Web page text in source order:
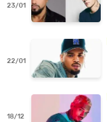
23/01
22/01
18/12